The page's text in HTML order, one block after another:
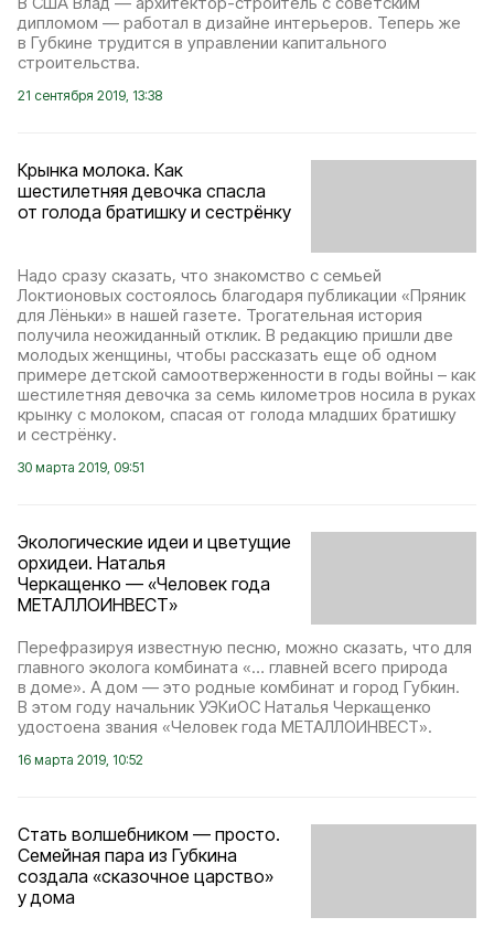
дипломом — работал в дизайне интерьеров. Теперь же
в Губкине трудится в управлении капитального
строительства.
21 сентября 2019, 13:38
Крынка молока. Как
шестилетняя девочка спасла
от голода братишку и сестрёнку
Надо сразу сказать, что знакомство с семьей
Локтионовых состоялось благодаря публикации «Пряник
для Лёньки» в нашей газете. Трогательная история
получила неожиданный отклик. В редакцию пришли две
молодых женщины, чтобы рассказать еще об одном
примере детской самоотверженности в годы войны – как
шестилетняя девочка за семь километров носила в руках
крынку с молоком, спасая от голода младших братишку
и сестрёнку.
30 марта 2019, 09:51
Экологические идеи и цветущие
орхидеи. Наталья
Черкащенко — «Человек года
МЕТАЛЛОИНВЕСТ»
Перефразируя известную песню, можно сказать, что для
главного эколога комбината «… главней всего природа
в доме». А дом — это родные комбинат и город Губкин.
В этом году начальник УЭКиОС Наталья Черкащенко
удостоена звания «Человек года МЕТАЛЛОИНВЕСТ».
16 марта 2019, 10:52
Стать волшебником — просто.
Семейная пара из Губкина
создала «сказочное царство»
у дома